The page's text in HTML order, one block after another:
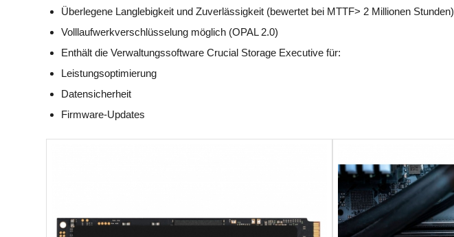
Überlegene Langlebigkeit und Zuverlässigkeit (bewertet bei MTTF> 2 Millionen Stunden)
Volllaufwerkverschlüsselung möglich (OPAL 2.0)
Enthält die Verwaltungssoftware Crucial Storage Executive für:
Leistungsoptimierung
Datensicherheit
Firmware-Updates